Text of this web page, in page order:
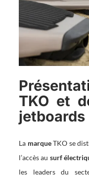
TKO et
jetboards
La marqueTKO se
l’accès au surf
les leaders du